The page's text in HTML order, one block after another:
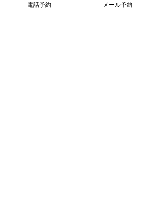
電話予約 メール予約